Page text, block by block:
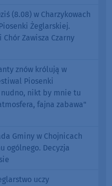
(8.08) w Charzykowach
Żeglarskiej.
Zawisza Czarny
znów królują w
Piosenki
nudno, nikt by mnie tu
fajna zabawa"
Gminy w Chojnicach
ogólnego. Decyzja
uczy